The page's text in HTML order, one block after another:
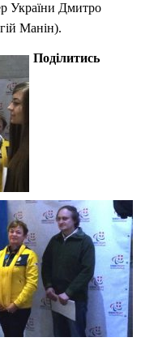
України Дмитро
Манін).
Поділитись